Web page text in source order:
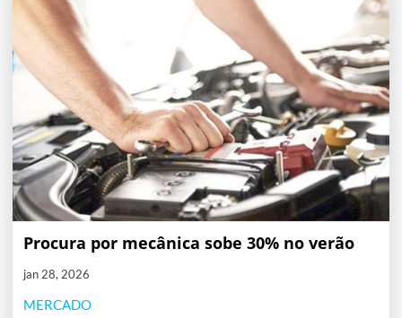
Procura por mecânica sobe 30% no verão
jan 28, 2026
MERCADO